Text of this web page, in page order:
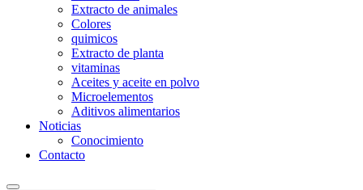
Extracto de animales
Colores
quimicos
Extracto de planta
vitaminas
Aceites y aceite en polvo
Microelementos
Aditivos alimentarios
Noticias
Conocimiento
Contacto